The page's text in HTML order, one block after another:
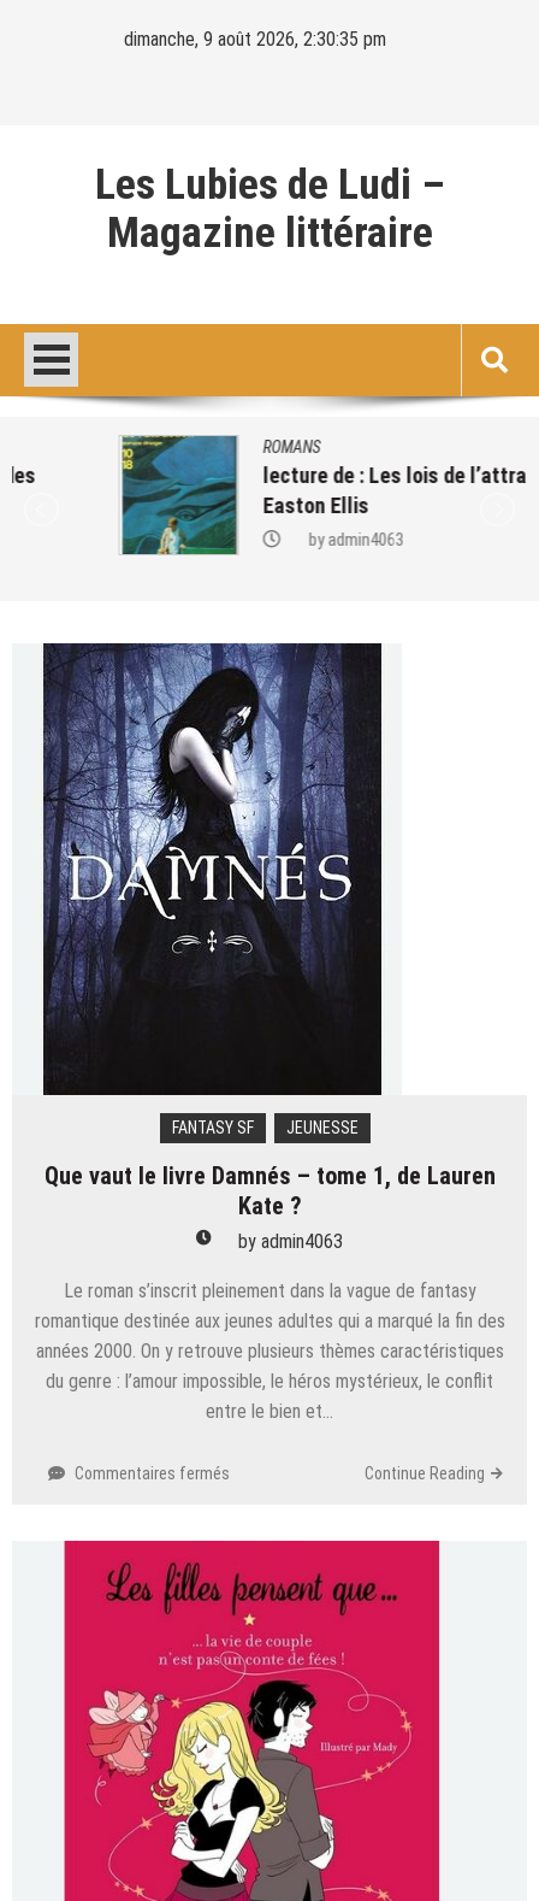
dimanche, 9 août 2026, 2:30:36 pm
Les Lubies de Ludi –
Magazine littéraire
ROMANS
lecture de : Les lois de l’attraction – Bret
Easton Ellis
admin4063
FANTASY SF JEUNESSE
Que vaut le livre Damnés – tome 1, de Lauren
Kate ?
by admin4063
Le roman s’inscrit pleinement dans la vague de fantasy
romantique destinée aux jeunes adultes qui a marqué la fin des
années 2000. On y retrouve plusieurs thèmes caractéristiques
du genre : l’amour impossible, le héros mystérieux, le conflit
entre le bien et…
Commentaires fermés
livre
Damnés
tome
1,
de
Lauren
Kate
?
Continue Reading